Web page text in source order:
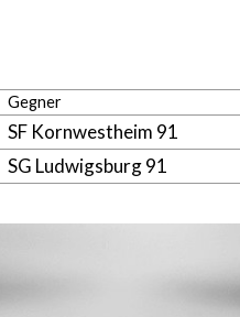
Gegner
SF Kornwestheim 91
SG Ludwigsburg 91